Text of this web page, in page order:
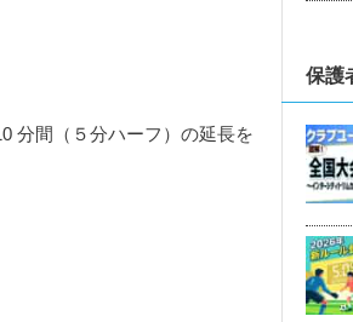
分間（５分ハーフ）の延長を
保護